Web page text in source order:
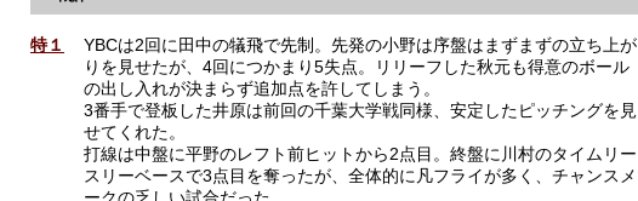
特１
YBCは2回に田中の犠飛で先制。先発の小野は序盤はまずまずの立ち上が
りを見せたが、4回につかまり5失点。リリーフした秋元も得意のボール
の出し入れが決まらず追加点を許してしまう。
3番手で登板した井原は前回の千葉大学戦同様、安定したピッチングを見
せてくれた。
打線は中盤に平野のレフト前ヒットから2点目。終盤に川村のタイムリー
スリーベースで3点目を奪ったが、全体的に凡フライが多く、チャンスメ